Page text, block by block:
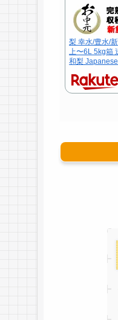
梨 幸水/豊水/
上〜6L 5kg箱
和梨